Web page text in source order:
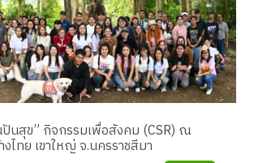
ปันสุข” กิจกรรมเพื่อสังคม (CSR) ณ
ไทย เขาใหญ่ จ.นครราชสีมา